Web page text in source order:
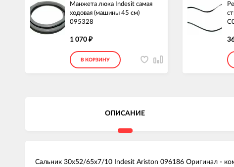
Манжета люка Indesit самая
ходовая (машины 45 см)
095328
1 070 ₽
В КОРЗИНУ
ОПИСАНИЕ
Сальник 30x52/65x7/10 Indesit Ariston 096186 Оригинал -